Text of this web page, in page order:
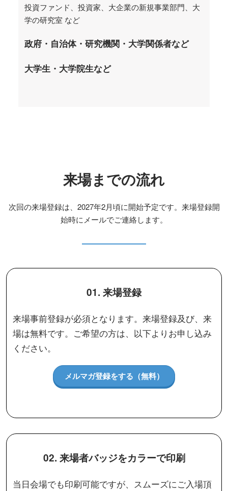
投資ファンド、投資家、大企業の新規事業部門、大
学の研究室 など
政府・自治体・研究機関・大学関係者など
大学生・大学院生など
来場までの流れ
次回の来場登録は、2027年2月頃に開始予定です。来場登録開
始時にメールでご連絡します。
01. 来場登録
来場事前登録が必須となります。来場登録及び、来
場は無料です。 ご希望の方は、以下よりお申し込み
ください。
メルマガ登録をする（無料）
02. 来場者バッジをカラーで印刷
当日会場でも印刷可能ですが、スムーズにご入場頂